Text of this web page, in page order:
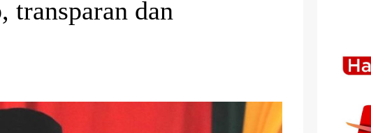
Utara
transparan dan